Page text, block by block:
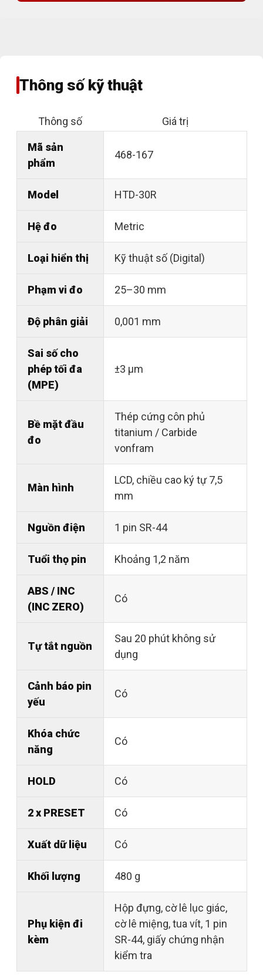
Thông số kỹ thuật
Thông số Giá trị
Mã sản
phẩm
468-167
Model HTD-30R
Hệ đo Metric
Loại hiển thị Kỹ thuật số (Digital)
Phạm vi đo 25–30 mm
Độ phân giải 0,001 mm
Sai số cho
phép tối đa
(MPE)
±3 µm
Bề mặt đầu
đo
Thép cứng côn phủ
titanium / Carbide
vonfram
Màn hình
LCD, chiều cao ký tự 7,5
mm
Nguồn điện 1 pin SR-44
Tuổi thọ pin Khoảng 1,2 năm
ABS / INC
(INC ZERO)
Có
Tự tắt nguồn
Sau 20 phút không sử
dụng
Cảnh báo pin
yếu
Có
Khóa chức
năng
Có
HOLD Có
2 x PRESET Có
Xuất dữ liệu Có
Khối lượng 480 g
Phụ kiện đi
kèm
Hộp đựng, cờ lê lục giác,
cờ lê miệng, tua vít, 1 pin
SR-44, giấy chứng nhận
kiểm tra